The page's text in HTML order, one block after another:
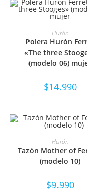
SELECCIONAR
Hurón
Polera Hurón
«The three
(modelo 06)
$14.990
SELECCIONAR
Hurón
Tazón Mother of
(modelo 10)
$9.990